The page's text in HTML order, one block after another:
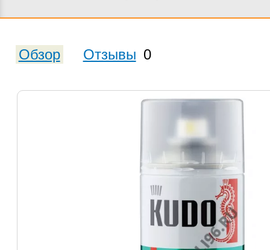
Обзор Отзывы 0